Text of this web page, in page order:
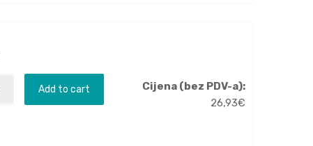
Add to cart
Cijena (bez PDV-a):
26,93€